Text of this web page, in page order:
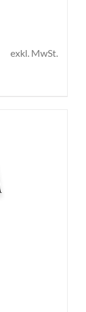
exkl. MwSt.